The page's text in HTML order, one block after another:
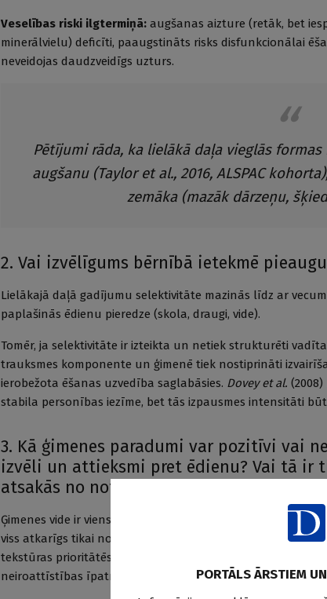
Veselības riski ilgtermiņā: augšanas aizture (retāk, bet
minerālvielu) deficīti, paaugstināts risks disfunkcionālai
neveidojas daudzveidīgs uzturs.
Pētījumi rāda, ka lielākā daļa vieglās
augšanu (Taylor et al., 2016, ALSPAC
zemāka (mazāk dārzeņu,
2. Vai izvēlīgums bērnībā ietekmē
Lielākajā daļā gadījumu selektivitāte mazinās līdz ar
paplašinās ēdienu pieredze (skola, draugi, vide).
Tomēr, ja selektivitāte ir izteikta un netiek strukturēti
trauksmes komponente un ģimenē tiek nostiprināti
ierobežota ēšanas uzvedība saglabāsies. Dovey et al.
stabila personības iezīme, bet tās izpausmes intensitāti
3. Kā ģimenes paradumi var pozitīvi vai
izvēli un attieksmi pret ēdienu? Vai tā ir
atsakās no noteiktiem produktiem vai
Ģimenes vide ir viens no centrālajiem faktoriem, kas
viss atkarīgs tikai no vecākiem. Ikviena bērna personība
tekstūras prioritātēs. Liela nozīme ir temperamentam,
neiroattīstības īpatnībām, bet vēlāk arī vienaudžu ietekmei.
PORTĀLS ĀRSTIEM